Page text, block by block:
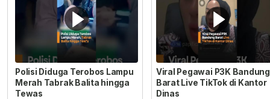
Polisi Diduga Terobos Lampu
Merah Tabrak Balita hingga
Tewas
Viral Pegawai P3K Bandung
Barat Live TikTok di Kantor
Dinas